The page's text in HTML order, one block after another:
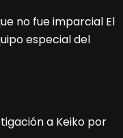
no fue imparcial El
especial del